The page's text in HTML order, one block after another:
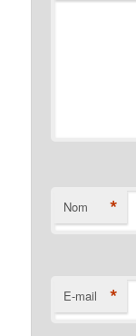
Nom *
E-mail *